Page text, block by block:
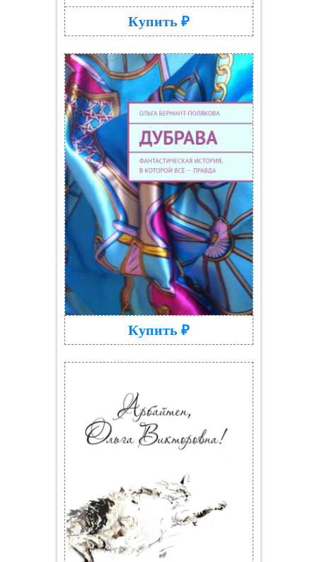
Купить ₽
Купить ₽